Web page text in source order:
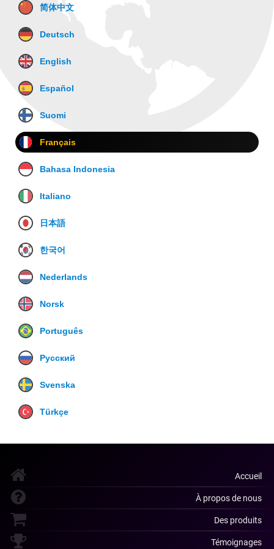
简体中文
Deutsch
English
Español
Suomi
Français
Bahasa Indonesia
Italiano
日本語
한국어
Nederlands
Norsk
Português
Русский
Svenska
Türkçe
Accueil
À propos de nous
Des produits
Témoignages